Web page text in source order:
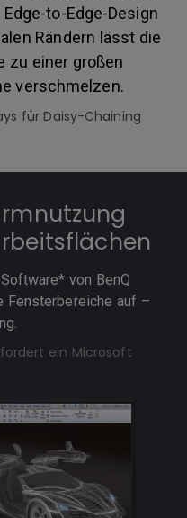
to-Edge-Design
Rändern lässt die
zu einer großen
verschmelzen.
für Daisy-Chaining
von BenQ
Fensterbereiche auf –
ein Microsoft